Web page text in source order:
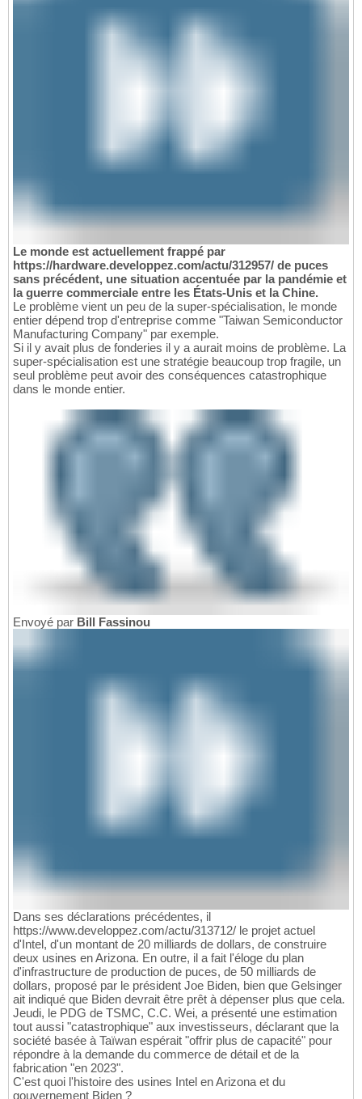
Le monde est actuellement frappé par
https://hardware.developpez.com/actu/312957/ de puces
sans précédent, une situation accentuée par la pandémie et
la guerre commerciale entre les États-Unis et la Chine.
Le problème vient un peu de la super-spécialisation, le monde
entier dépend trop d'entreprise comme "Taiwan Semiconductor
Manufacturing Company" par exemple.
Si il y avait plus de fonderies il y a aurait moins de problème. La
super-spécialisation est une stratégie beaucoup trop fragile, un
seul problème peut avoir des conséquences catastrophique
dans le monde entier.
Envoyé par Bill Fassinou
Dans ses déclarations précédentes, il
https://www.developpez.com/actu/313712/ le projet actuel
d'Intel, d'un montant de 20 milliards de dollars, de construire
deux usines en Arizona. En outre, il a fait l'éloge du plan
d'infrastructure de production de puces, de 50 milliards de
dollars, proposé par le président Joe Biden, bien que Gelsinger
ait indiqué que Biden devrait être prêt à dépenser plus que cela.
Jeudi, le PDG de TSMC, C.C. Wei, a présenté une estimation
tout aussi "catastrophique" aux investisseurs, déclarant que la
société basée à Taïwan espérait "offrir plus de capacité" pour
répondre à la demande du commerce de détail et de la
fabrication "en 2023".
C'est quoi l'histoire des usines Intel en Arizona et du
gouvernement Biden ?